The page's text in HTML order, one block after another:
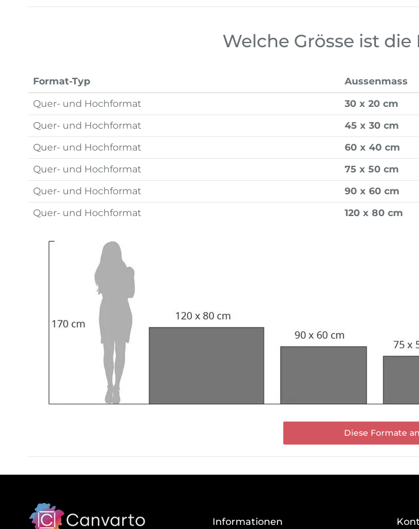
Welche Grösse ist
Format-Typ Aussenmass
Quer- und Hochformat
30 x 20 cm
Quer- und Hochformat
45 x 30 cm
Quer- und Hochformat
60 x 40 cm
Quer- und Hochformat
75 x 50 cm
Quer- und Hochformat
90 x 60 cm
Quer- und Hochformat
120 x 80 cm
Diese Formate
Informationen